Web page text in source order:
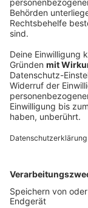
Bayerns
Immer wieder
Feuerwehren
Hessen an der
DEINE